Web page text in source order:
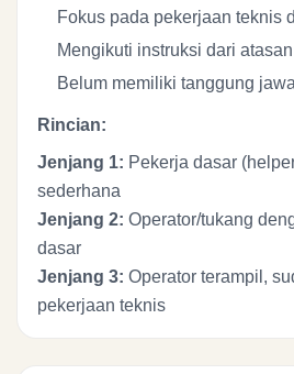
Fokus pada pekerjaan teknis
Mengikuti instruksi dari atasan
Belum memiliki tanggung
Rincian:
Jenjang 1: Pekerja dasar
sederhana
Jenjang 2: Operator/tukang
dasar
Jenjang 3: Operator terampil,
pekerjaan teknis